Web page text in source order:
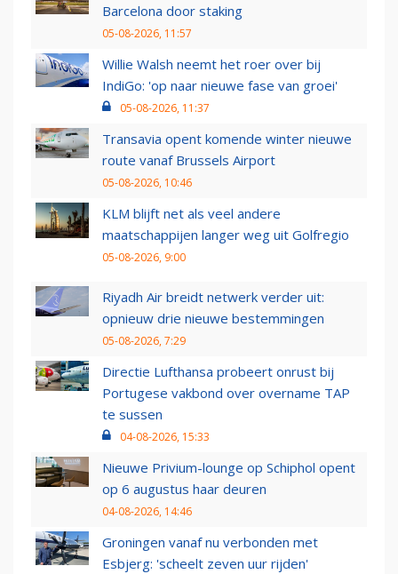
Barcelona door staking
05-08-2026, 11:57
Willie Walsh neemt het roer over bij
IndiGo: 'op naar nieuwe fase van groei'
05-08-2026, 11:37
Transavia opent komende winter nieuwe
route vanaf Brussels Airport
05-08-2026, 10:46
KLM blijft net als veel andere
maatschappijen langer weg uit Golfregio
05-08-2026, 9:00
Riyadh Air breidt netwerk verder uit:
opnieuw drie nieuwe bestemmingen
05-08-2026, 7:29
Directie Lufthansa probeert onrust bij
Portugese vakbond over overname TAP
te sussen
04-08-2026, 15:33
Nieuwe Privium-lounge op Schiphol opent
op 6 augustus haar deuren
04-08-2026, 14:46
Groningen vanaf nu verbonden met
Esbjerg: 'scheelt zeven uur rijden'